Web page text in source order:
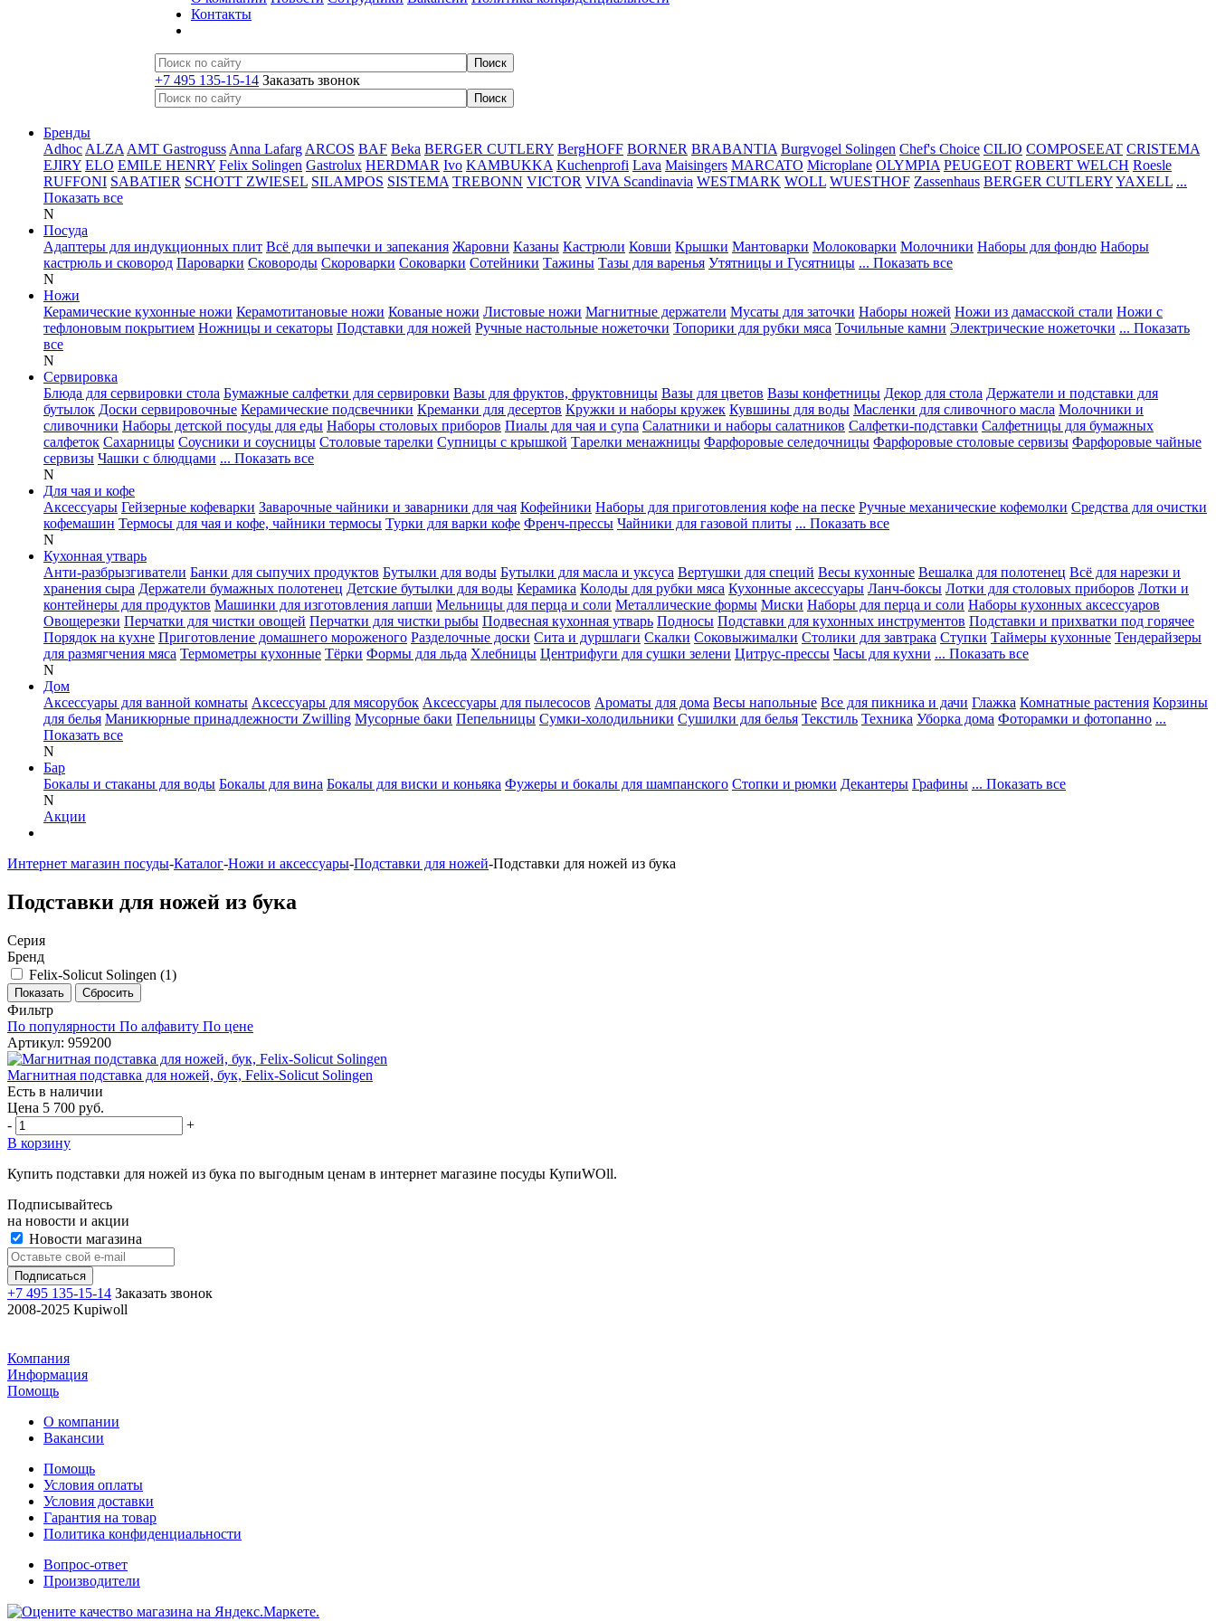
Контакты
+7 495 135-15-14 Заказать звонок
Бренды
Adhoc ALZA AMT Gastroguss Anna Lafarg ARCOS BAF Beka BERGER CUTLERY BergHOFF BORNER BRABANTIA Burgvogel Solingen Chef's Choice CILIO COMPOSEEAT CRISTEMA
EJIRY ELO EMILE HENRY Felix Solingen Gastrolux HERDMAR Ivo KAMBUKKA Kuchenprofi Lava Maisingers MARCATO Microplane OLYMPIA PEUGEOT ROBERT WELCH Roesle
RUFFONI SABATIER SCHOTT ZWIESEL SILAMPOS SISTEMA TREBONN VICTOR VIVA Scandinavia WESTMARK WOLL WUESTHOF Zassenhaus BERGER CUTLERYYAXELL ...
Показать все
N
Посуда
Адаптеры для индукционных плит Всё для выпечки и запекания Жаровни Казаны Кастрюли Ковши Крышки Мантоварки Молоковарки Молочники Наборы для фондю Наборы
кастрюль и сковород Пароварки Сковороды Скороварки Соковарки Сотейники Тажины Тазы для варенья Утятницы и Гусятницы ... Показать все
N
Ножи
Керамические кухонные ножи Керамотитановые ножи Кованые ножи Листовые ножи Магнитные держатели Мусаты для заточки Наборы ножей Ножи из дамасской стали Ножи с
тефлоновым покрытием Ножницы и секаторы Подставки для ножей Ручные настольные ножеточки Топорики для рубки мяса Точильные камни Электрические ножеточки ... Показать
все
N
Сервировка
Блюда для сервировки стола Бумажные салфетки для сервировки Вазы для фруктов, фруктовницы Вазы для цветов Вазы конфетницы Декор для стола Держатели и подставки для
бутылок Доски сервировочные Керамические подсвечники Креманки для десертов Кружки и наборы кружек Кувшины для воды Масленки для сливочного масла Молочники и
сливочники Наборы детской посуды для еды Наборы столовых приборов Пиалы для чая и супа Салатники и наборы салатников Салфетки-подставки Салфетницы для бумажных
салфеток Сахарницы Соусники и соусницы Столовые тарелки Супницы с крышкой Тарелки менажницы Фарфоровые селедочницы Фарфоровые столовые сервизы Фарфоровые чайные
сервизы Чашки с блюдцами ... Показать все
N
Для чая и кофе
Аксессуары Гейзерные кофеварки Заварочные чайники и заварники для чая Кофейники Наборы для приготовления кофе на песке Ручные механические кофемолки Средства для очистки
кофемашин Термосы для чая и кофе, чайники термосы Турки для варки кофе Френч-прессы Чайники для газовой плиты ... Показать все
N
Кухонная утварь
Анти-разбрызгиватели Банки для сыпучих продуктов Бутылки для воды Бутылки для масла и уксуса Вертушки для специй Весы кухонные Вешалка для полотенец Всё для нарезки и
хранения сыра Держатели бумажных полотенец Детские бутылки для воды Керамика Колоды для рубки мяса Кухонные аксессуары Ланч-боксы Лотки для столовых приборов Лотки и
контейнеры для продуктов Машинки для изготовления лапши Мельницы для перца и соли Металлические формы Миски Наборы для перца и соли Наборы кухонных аксессуаров
Овощерезки Перчатки для чистки овощей Перчатки для чистки рыбы Подвесная кухонная утварь Подносы Подставки для кухонных инструментов Подставки и прихватки под горячее
Порядок на кухне Приготовление домашнего мороженого Разделочные доски Сита и дуршлаги Скалки Соковыжималки Столики для завтрака Ступки Таймеры кухонные Тендерайзеры
для размягчения мяса Термометры кухонные Тёрки Формы для льда Хлебницы Центрифуги для сушки зелени Цитрус-прессы Часы для кухни ... Показать все
N
Дом
Аксессуары для ванной комнаты Аксессуары для мясорубок Аксессуары для пылесосов Ароматы для дома Весы напольные Все для пикника и дачи Глажка Комнатные растения Корзины
для белья Маникюрные принадлежности Zwilling Мусорные баки Пепельницы Сумки-холодильники Сушилки для белья Текстиль Техника Уборка дома Фоторамки и фотопанно ...
Показать все
N
Бар
Бокалы и стаканы для воды Бокалы для вина Бокалы для виски и коньяка Фужеры и бокалы для шампанского Стопки и рюмки Декантеры Графины ... Показать все
N
Акции
Интернет магазин посуды-Каталог-Ножи и аксессуары-Подставки для ножей-Подставки для ножей из бука
Подставки для ножей из бука
Серия
Бренд
Felix-Solicut Solingen (1)
Фильтр
По популярности По алфавиту По цене
Артикул: 959200
Магнитная подставка для ножей, бук, Felix-Solicut Solingen
Есть в наличии
Цена 5 700 руб.
-
+
В корзину
Купить подставки для ножей из бука по выгодным ценам в интернет магазине посуды КупиWOll.
Подписывайтесь
на новости и акции
Новости магазина
+7 495 135-15-14 Заказать звонок
2008-2025 Kupiwoll
Компания
Информация
Помощь
О компании
Вакансии
Помощь
Условия оплаты
Условия доставки
Гарантия на товар
Политика конфиденциальности
Вопрос-ответ
Производители